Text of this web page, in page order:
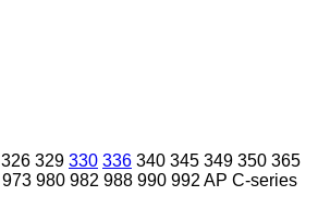
326 329 330 336 340 345 349 350 365
973 980 982 988 990 992 AP C-series